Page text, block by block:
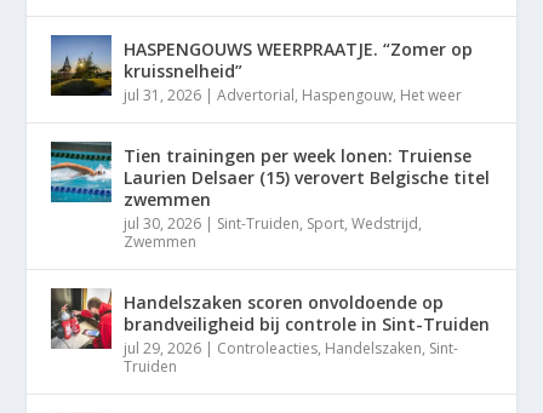
HASPENGOUWS WEERPRAATJE. “Zomer op
kruissnelheid”
jul 31, 2026 |Advertorial, Haspengouw, Het weer
Tien trainingen per week lonen: Truiense
Laurien Delsaer (15) verovert Belgische titel
zwemmen
jul 30, 2026 | Sint-Truiden, Sport,Wedstrijd,
Zwemmen
Handelszaken scoren onvoldoende op
brandveiligheid bij controle in Sint-Truiden
jul 29, 2026 | Controleacties, Handelszaken, Sint-
Truiden